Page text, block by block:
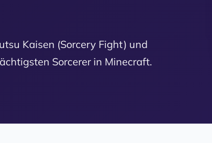
Kaisen (Sorcery Fight) und
Sorcerer in Minecraft.